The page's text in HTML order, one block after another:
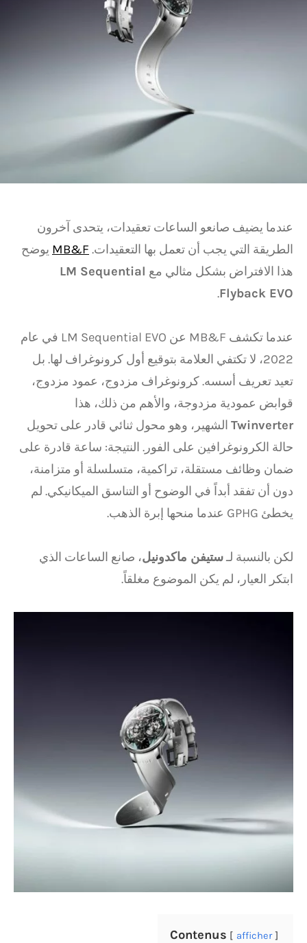
عندما يضيف صانعو الساعات تعقيدات، يتحدى آخرون
الطريقة التي يجب أن تعمل بها التعقيدات. MB&F يوضح
هذا الافتراض بشكل مثالي مع LM Sequential
Flyback EVO
.
عندما تكشف MB&F عن LM Sequential EVO في عام
2022، لا تكتفي العلامة بتوقيع أول كرونوغراف لها. بل
تعيد تعريف أسسه. كرونوغراف مزدوج، عمود مزدوج،
قوابض عمودية مزدوجة، والأهم من ذلك، هذا
Twinverter الشهير، وهو محول ثنائي قادر على تحويل
حالة الكرونوغرافين على الفور. النتيجة: ساعة قادرة على
ضمان وظائف مستقلة، تراكمية، متسلسلة أو متزامنة،
دون أن تفقد أبداً في الوضوح أو التناسق الميكانيكي. لم
يخطئ GPHG عندما منحها إبرة الذهب.
لكن بالنسبة لـستيفن ماكدونيل، صانع الساعات الذي
ابتكر العيار، لم يكن الموضوع مغلقاً.
Contenus afficher